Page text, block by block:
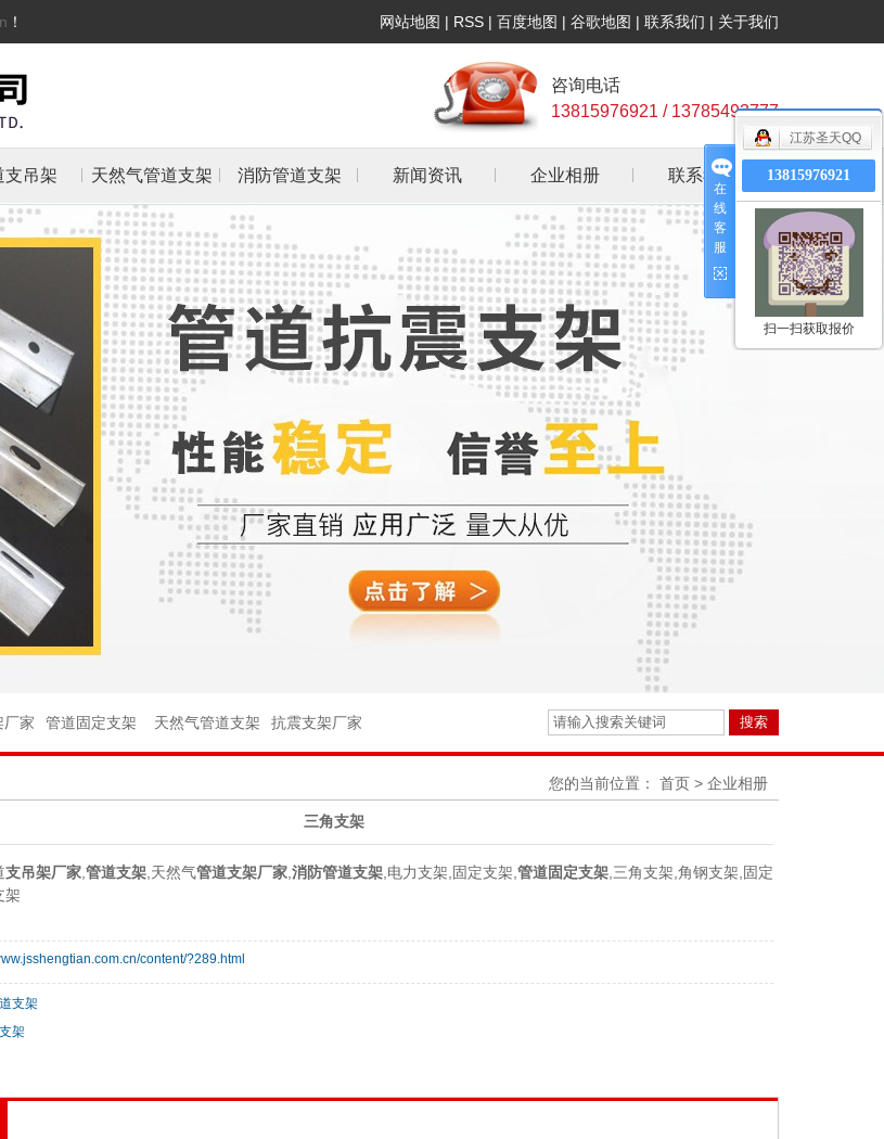
！ 网站地图 | RSS | 百度地图 | 谷歌地图 | 联系我们 | 关于我们
咨询电话
13815976921 / 13785493777
支吊架 天然气管道支架 消防管道支架 新闻资讯
行业资讯
常见问答
企业相册 联系我们
厂家 管道固定支架 天然气管道支架 抗震支架厂家
您的当前位置： 首页 > 企业相册
三角支架
支吊架厂家 管道支架 ,天然气管道支架厂家 消防管道支架 ,电力支架,固定支架, 管道固定支架 ,三角支架,角钢支架,固定
架
content/?289.html
支架
架
在
线
客
服
江苏圣天QQ
13815976921
扫一扫获取报价